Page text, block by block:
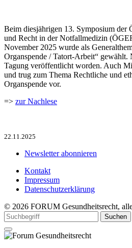
Beim diesjährigen 13. Symposium der
und Recht in der Notfallmedizin
November 2025 wurde als
Organspende / Tatort-Arbeit“
Tagung veröffentlicht worden. Auch
und trug zum Thema Rechtliche und
Organspende vor.
=> zur Nachlese
22.11.2025
Newsletter abonnieren
Kontakt
Impressum
Datenschutzerklärung
© 2026 FORUM Gesundheitsrecht,